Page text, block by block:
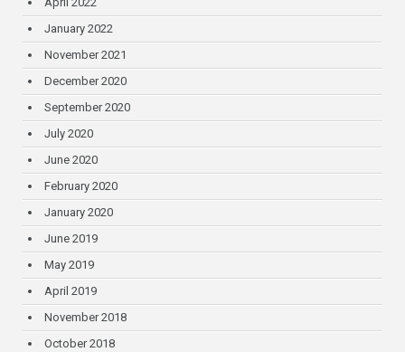
January 2022
November 2021
December 2020
September 2020
July 2020
June 2020
February 2020
January 2020
June 2019
May 2019
April 2019
November 2018
October 2018